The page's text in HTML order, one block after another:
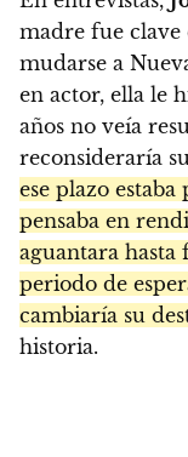
madre fue clave
mudarse a
en actor, ella le
años no veía
reconsideraría
ese plazo
pensaba en
aguantara hasta
periodo de
cambiaría su
historia.